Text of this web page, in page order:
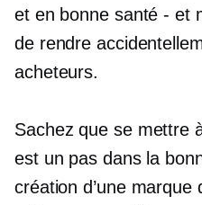
et en bonne santé - et
de rendre
acheteurs.
Sachez que se mettre
est un pas dans la
création d’une